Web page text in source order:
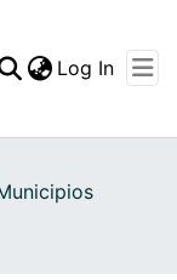
Log In